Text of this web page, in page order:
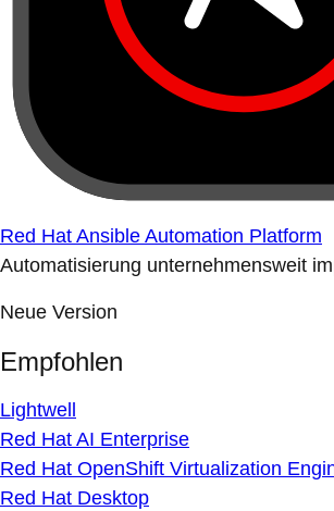
Red Hat Ansible Automation Platform
Automatisierung unternehmensweit
Neue Version
Empfohlen
Lightwell
Red Hat AI Enterprise
Red Hat OpenShift Virtualization
Red Hat Desktop